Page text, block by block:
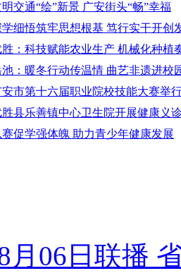
交通“绘”新景 广安街头“畅”幸福
学细悟筑牢思想根基 笃行实干开创
胜：科技赋能农业生产 机械化种植
池：暖冬行动传温情 曲艺非遗进校
安市第十六届职业院校技能大赛举
胜县乐善镇中心卫生院开展健康义
赛促学强体魄 助力青少年健康发展
月06日联播